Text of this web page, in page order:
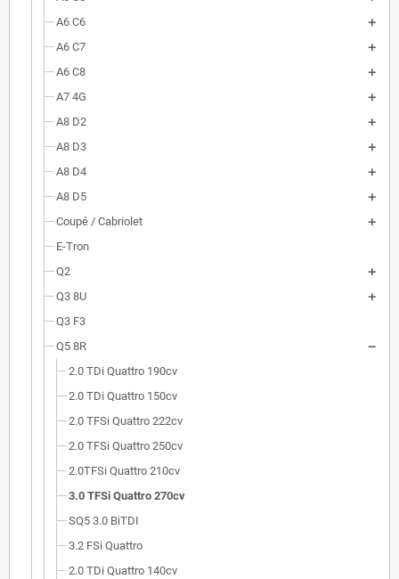
A6 C6
A6 C7
A6 C8
A7 4G
A8 D2
A8 D3
A8 D4
A8 D5
Coupé / Cabriolet
E-Tron
Q2
Q3 8U
Q3 F3
Q5 8R
2.0 TDi Quattro 190cv
2.0 TDi Quattro 150cv
2.0 TFSi Quattro 222cv
2.0 TFSi Quattro 250cv
2.0TFSi Quattro 210cv
3.0 TFSi Quattro 270cv
SQ5 3.0 BiTDI
3.2 FSi Quattro
2.0 TDi Quattro 140cv